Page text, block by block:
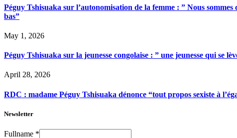
Péguy Tshisuaka sur l’autonomisation de la femme : ” Nous
bas”
May 1, 2026
Péguy Tshisuaka sur la jeunesse congolaise : ” une jeunesse qui se
April 28, 2026
RDC : madame Péguy Tshisuaka dénonce “tout propos sexiste à
Newsletter
Fullname *